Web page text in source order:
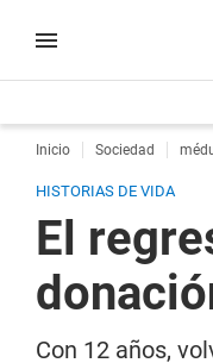
Inicio Sociedad
HISTORIAS DE VIDA
El
Con 12 años,